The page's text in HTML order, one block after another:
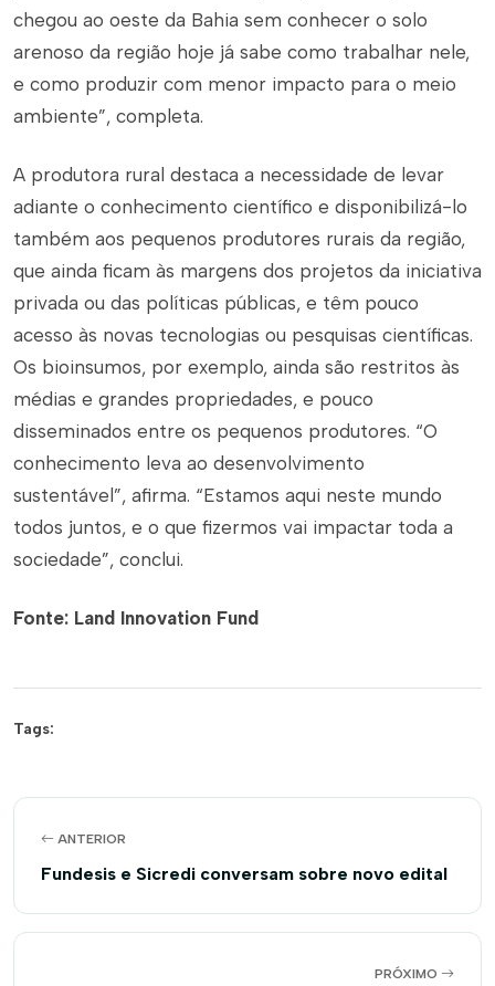
chegou ao oeste da Bahia sem conhecer o solo
arenoso da região hoje já sabe como trabalhar nele,
e como produzir com menor impacto para o meio
ambiente”, completa.
A produtora rural destaca a necessidade de levar
adiante o conhecimento científico e disponibilizá-lo
também aos pequenos produtores rurais da região,
que ainda ficam às margens dos projetos da iniciativa
privada ou das políticas públicas, e têm pouco
acesso às novas tecnologias ou pesquisas científicas.
Os bioinsumos, por exemplo, ainda são restritos às
médias e grandes propriedades, e pouco
disseminados entre os pequenos produtores. “O
conhecimento leva ao desenvolvimento
sustentável”, afirma. “Estamos aqui neste mundo
todos juntos, e o que fizermos vai impactar toda a
sociedade”, conclui.
Fonte: Land Innovation Fund
Tags:
ANTERIOR
Fundesis e Sicredi conversam sobre novo edital
PRÓXIMO